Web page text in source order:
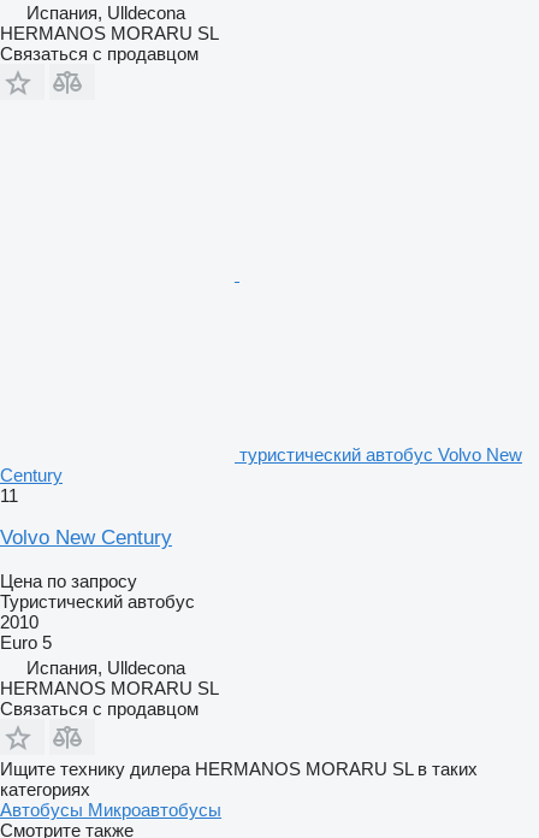
Испания, Ulldecona
HERMANOS MORARU SL
Связаться с продавцом
туристический автобус Volvo New
Century
11
Volvo New Century
Цена по запросу
Туристический автобус
2010
Euro 5
Испания, Ulldecona
HERMANOS MORARU SL
Связаться с продавцом
Ищите технику дилера HERMANOS MORARU SL в таких
категориях
Автобусы Микроавтобусы
Смотрите также